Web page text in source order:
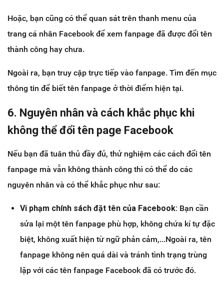
Hoặc, bạn cũng có thể quan sát trên thanh menu của
trang cá nhân Facebook để xem fanpage đã được đổi tên
thành công hay chưa.
Ngoài ra, bạn truy cập trực tiếp vào fanpage. Tìm đến mục
thông tin để biết tên fanpage ở thời điểm hiện tại.
6. Nguyên nhân và cách khắc phục khi
không thể đổi tên page Facebook
Nếu bạn đã tuân thủ đầy đủ, thử nghiệm các cách đổi tên
fanpage mà vẫn không thành công thì có thể do các
nguyên nhân và có thể khắc phục như sau:
Vi phạm chính sách đặt tên của Facebook: Bạn cần
sửa lại một tên fanpage phù hợp, không chứa kí tự đặc
biệt, không xuất hiện từ ngữ phản cảm,...Ngoài ra, tên
fanpage không nên quá dài và tránh tình trạng trùng
lặp với các tên fanpage Facebook đã có trước đó.